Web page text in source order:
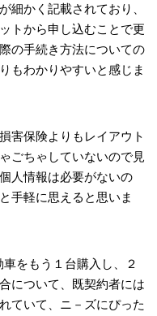
細かく記載されており、
トから申し込むことで更
の手続き方法についての
もわかりやすいと感じま
害保険よりもレイアウト
ごちゃしていないので見
人情報は必要がないの
手軽に思えると思いま
をもう１台購入し、２
について、既契約者には
ていて、ニ－ズにぴった